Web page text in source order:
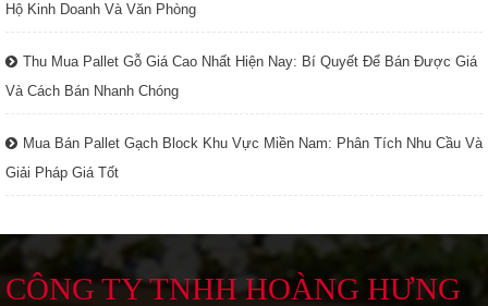
Hộ Kinh Doanh Và Văn Phòng
Thu Mua Pallet Gỗ Giá Cao Nhất Hiện Nay: Bí Quyết Để Bán Được Giá
Và Cách Bán Nhanh Chóng
Mua Bán Pallet Gạch Block Khu Vực Miền Nam: Phân Tích Nhu Cầu Và
Giải Pháp Giá Tốt
CÔNG TY TNHH HOÀNG HƯNG